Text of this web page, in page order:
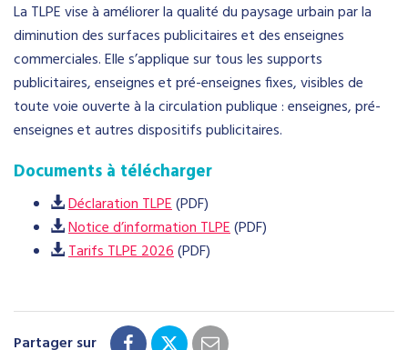
La TLPE vise à améliorer la qualité du paysage urbain par la
diminution des surfaces publicitaires et des enseignes
commerciales. Elle s’applique sur tous les supports
publicitaires, enseignes et pré-enseignes fixes, visibles de
toute voie ouverte à la circulation publique : enseignes, pré-
enseignes et autres dispositifs publicitaires.
Documents à télécharger
Déclaration TLPE(PDF)
Notice d’information TLPE(PDF)
Tarifs TLPE 2026(PDF)
Partager sur